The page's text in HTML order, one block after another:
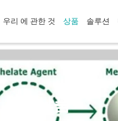
우리 에 관한 것 상품 솔루션
상품